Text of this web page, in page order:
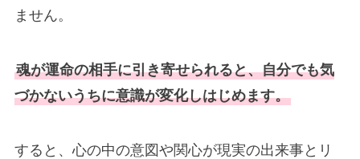
ません。
魂が運命の相手に引き寄せられると、自分でも気
づかないうちに意識が変化しはじめます。
すると、心の中の意図や関心が現実の出来事とリ